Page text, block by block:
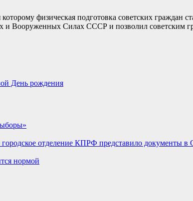
физическая подготовка советских граждан
и Вооруженных Силах СССР и позволил советским
День рождения
городское отделение КПРФ представило документы в
нормой